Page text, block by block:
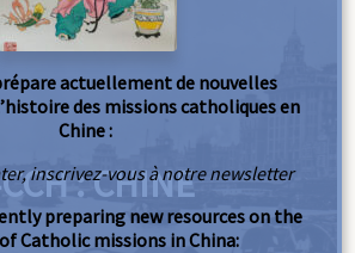
: CHINE
actuellement de nouvelles
des missions catholiques en
Chine :
inscrivez-vous à notre newsletter
preparing new resources on the
Catholic missions in China: